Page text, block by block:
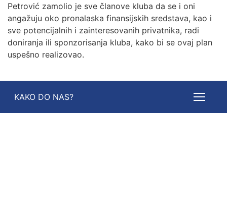
Petrović zamolio je sve članove kluba da se i oni
angažuju oko pronalaska finansijskih sredstava, kao i
sve potencijalnih i zainteresovanih privatnika, radi
doniranja ili sponzorisanja kluba, kako bi se ovaj plan
uspešno realizovao.
KAKO DO NAS?